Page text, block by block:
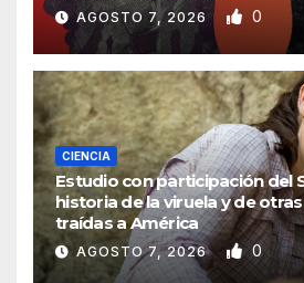
AGOSTO 7, 2026 0
CIENCIA
Estudio con participación del
historia de la viruela y de
traídas a América
AGOSTO 7, 2026 0